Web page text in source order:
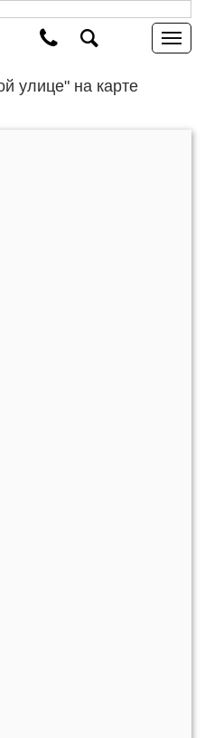
улице" на карте